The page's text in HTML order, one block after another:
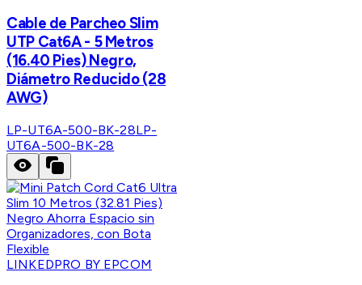
Cable de Parcheo Slim
UTP Cat6A - 5 Metros
(16.40 Pies) Negro,
Diámetro Reducido (28
AWG)
LP-UT6A-500-BK-28LP-
UT6A-500-BK-28
LINKEDPRO BY EPCOM